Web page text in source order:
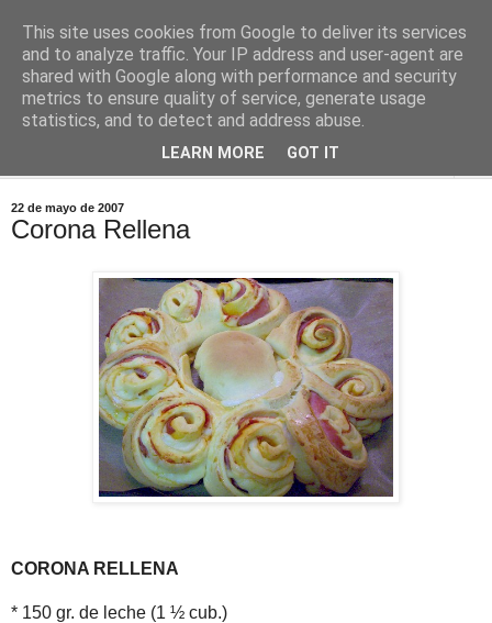
Comoju
La Cocina del Día a Día y el día a día de la Gastronomía
22 de mayo de 2007
Corona Rellena
CORONA RELLENA
* 150 gr. de leche (1 ½ cub.)
This site uses cookies from Google to deliver its services
and to analyze traffic. Your IP address and user-agent are
shared with Google along with performance and security
metrics to ensure quality of service, generate usage
statistics, and to detect and address abuse.
LEARN MORE GOT IT